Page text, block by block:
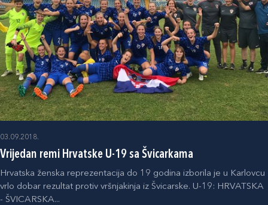
03.09.2018.
Vrijedan remi Hrvatske U-19 sa Švicarkama
Hrvatska ženska reprezentacija do 19 godina izborila je u Karlovcu
vrlo dobar rezultat protiv vršnjakinja iz Švicarske. U-19: HRVATSKA
- ŠVICARSKA...